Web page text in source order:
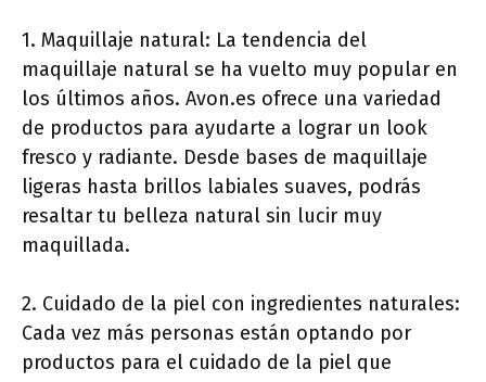
1. Maquillaje natural: La tendencia del
maquillaje natural se ha vuelto muy popular en
los últimos años. Avon.es ofrece una variedad
de productos para ayudarte a lograr un look
fresco y radiante. Desde bases de maquillaje
ligeras hasta brillos labiales suaves, podrás
resaltar tu belleza natural sin lucir muy
maquillada.
2. Cuidado de la piel con ingredientes naturales:
Cada vez más personas están optando por
productos para el cuidado de la piel que